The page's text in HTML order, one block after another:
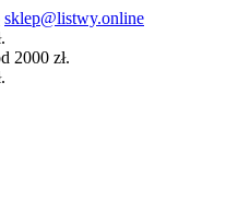
sklep@listwy.online
2000 zł.